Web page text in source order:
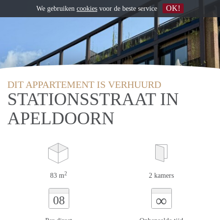
DIT APPARTEMENT IS VERHUURD
STATIONSSTRAAT IN
APELDOORN
83 m2 2 kamers
08 ∞
We gebruiken cookies voor de beste service OK!